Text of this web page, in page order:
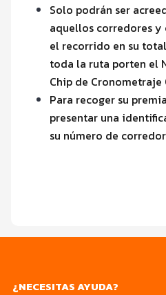
Solo podrán ser
aquellos corredores
el recorrido en su
toda la ruta porten el
Chip de Cronometraje
Para recoger su
presentar una
su número de
¿NECESITAS AYUDA?